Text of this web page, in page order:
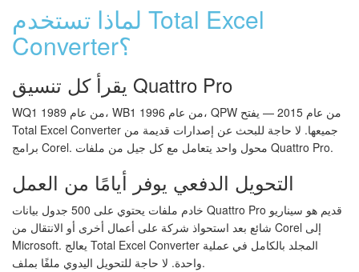
لماذا تستخدم Total Excel
Converter؟
يقرأ كل تنسيق Quattro Pro
WQ1 من عام 1989، WB1 من عام 1996، QPW من عام 2015 — يفتح
Total Excel Converter جميعها. لا حاجة للبحث عن إصدارات قديمة من
برامج Corel. محول واحد يتعامل مع كل جيل من ملفات Quattro Pro.
التحويل الدفعي يوفر أيامًا من العمل
خادم ملفات يحتوي على 500 جدول بيانات Quattro Pro قديم هو سيناريو
شائع بعد استحواذ شركة على أعمال أخرى أو الانتقال من Corel إلى
Microsoft. يعالج Total Excel Converter المجلد بالكامل في عملية
واحدة. لا حاجة للتحويل اليدوي ملفًا بملف.